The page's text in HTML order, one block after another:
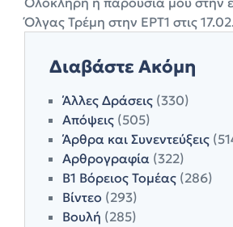
Όλγας Τρέμη στην ΕΡΤ1 στις
Διαβάστε Ακόμη
Άλλες Δράσεις (330)
Απόψεις (505)
Άρθρα και Συνεντεύξεις
Αρθρογραφία (322)
Β1 Βόρειος Τομέας (286)
Βίντεο (293)
Βουλή (285)